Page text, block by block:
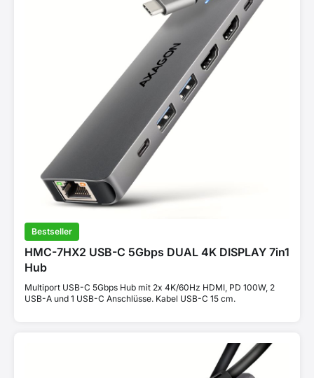
Bestseller
HMC-7HX2 USB-C 5Gbps DUAL 4K DISPLAY 7in1
Hub
Multiport USB-C 5Gbps Hub mit 2x 4K/60Hz HDMI, PD 100W, 2
USB-A und 1 USB-C Anschlüsse. Kabel USB-C 15 cm.